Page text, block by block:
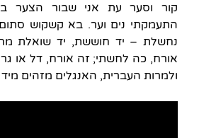
קור וסער עת אני שבור הצער
התעמקתי נים וער. בא קשקוש
נחשלת – יד חוששת, יד שואלת
אורח, כה לחשתי; זה אורח, דל או
ולמרות העברית, האנגלים מזהים